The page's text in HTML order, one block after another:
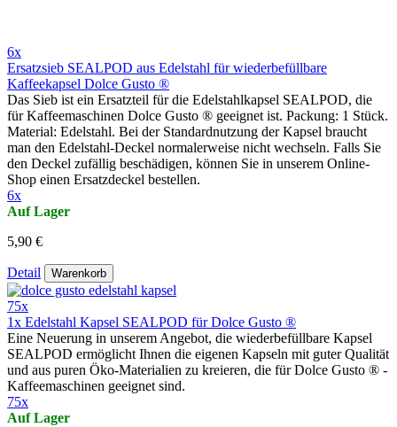
6x
Ersatzsieb SEALPOD aus Edelstahl für wiederbefüllbare
Kaffeekapsel Dolce Gusto ®
Das Sieb ist ein Ersatzteil für die Edelstahlkapsel SEALPOD, die
für Kaffeemaschinen Dolce Gusto ® geeignet ist. Packung: 1 Stück.
Material: Edelstahl. Bei der Standardnutzung der Kapsel braucht
man den Edelstahl-Deckel normalerweise nicht wechseln. Falls Sie
den Deckel zufällig beschädigen, können Sie in unserem Online-
Shop einen Ersatzdeckel bestellen.
6x
Auf Lager
5,90 €
Detail Warenkorb
75x
1x Edelstahl Kapsel SEALPOD für Dolce Gusto ®
Eine Neuerung in unserem Angebot, die wiederbefüllbare Kapsel
SEALPOD ermöglicht Ihnen die eigenen Kapseln mit guter Qualität
und aus puren Ӧko-Materialien zu kreieren, die für Dolce Gusto ® -
Kaffeemaschinen geeignet sind.
75x
Auf Lager